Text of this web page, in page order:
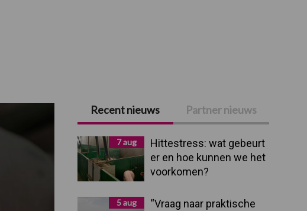
Primaire
Sidebar
Recent nieuws Partner nieuws
7 aug
Hittestress: wat gebeurt
er en hoe kunnen we het
voorkomen?
5 aug
“Vraag naar praktische